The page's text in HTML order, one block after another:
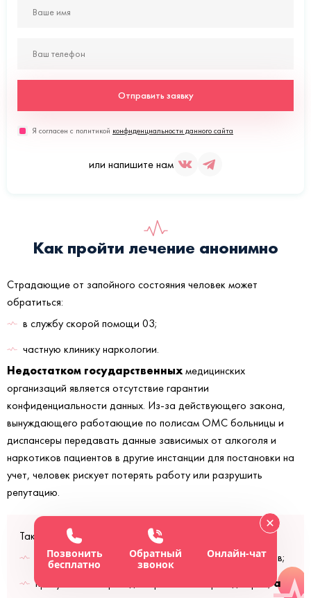
Отправить заявку
Я согласен с политикой конфиденциальности данного сайта
или напишите нам
Как пройти лечение анонимно
Страдающие от запойного состояния человек может
обратиться:
в службу скорой помощи 03;
частную клинику наркологии.
Недостатком государственныхмедицинских
организаций является отсутствие гарантии
конфиденциальности данных. Из-за действующего закона,
вынуждающего работающие по полисам ОМС больницы и
диспансеры передавать данные зависимых от алкоголя и
наркотиков пациентов в другие инстанции для постановки на
учет, человек рискует потерять работу или разрушить
репутацию.
Также минусами скорой помощи являются:
прибытие к пациенту в течение полутора-двух часов;
присутствие в бригаде терапевтов и фельдшеров,а
Позвонить
бесплатно
Обратный
звонок
Онлайн-чат